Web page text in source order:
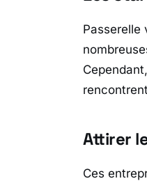
Passerelle
Attirer
Ces